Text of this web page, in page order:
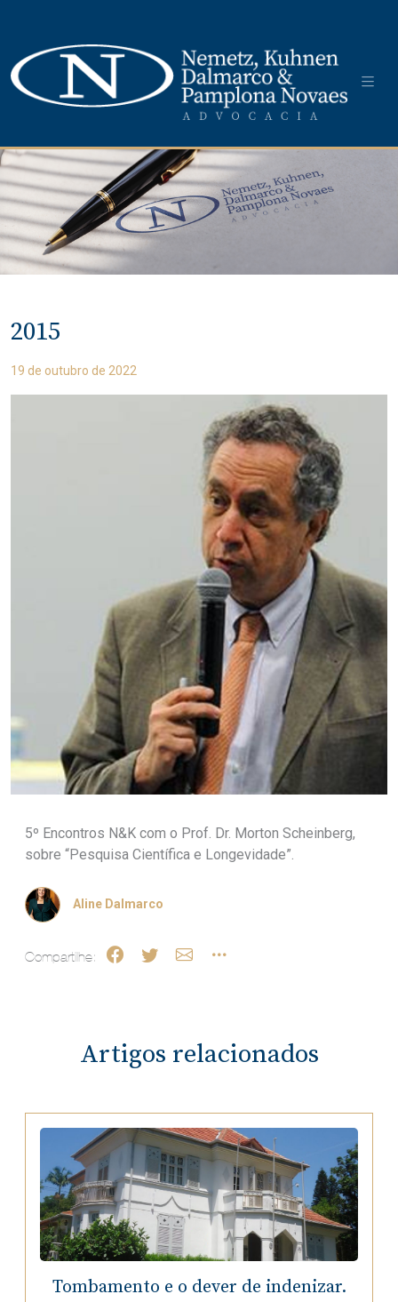
2015
19 de outubro de 2022
5º Encontros N&K com o Prof. Dr. Morton Scheinberg,
sobre “Pesquisa Científica e Longevidade”.
Aline Dalmarco
Compartilhe:
Artigos relacionados
Tombamento e o dever de indenizar.